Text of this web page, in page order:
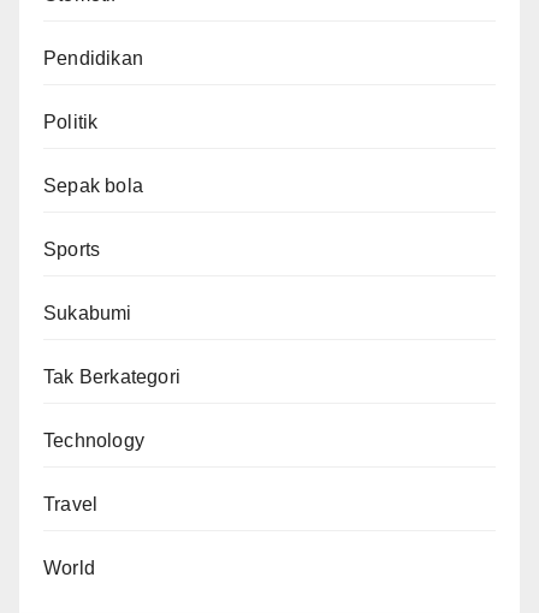
Pendidikan
Politik
Sepak bola
Sports
Sukabumi
Tak Berkategori
Technology
Travel
World